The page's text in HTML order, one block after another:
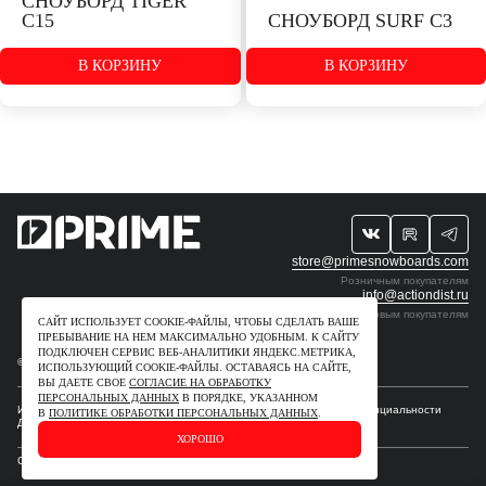
C15
В КОРЗИНУ
СНОУБОРД SURF С3
В КОРЗИНУ
САЙТ ИСПОЛЬЗУЕТ COOKIE-ФАЙЛЫ, ЧТОБЫ СДЕЛАТЬ ВАШЕ
ПРЕБЫВАНИЕ НА НЕМ МАКСИМАЛЬНО УДОБНЫМ. К САЙТУ
ПОДКЛЮЧЕН СЕРВИС ВЕБ-АНАЛИТИКИ ЯНДЕКС.МЕТРИКА,
ИСПОЛЬЗУЮЩИЙ СOOKIE-ФАЙЛЫ. ОСТАВАЯСЬ НА САЙТЕ,
ВЫ ДАЕТЕ СВОЕ СОГЛАСИЕ НА ОБРАБОТКУ
ПЕРСОНАЛЬНЫХ ДАННЫХ В ПОРЯДКЕ, УКАЗАННОМ
В ПОЛИТИКЕ ОБРАБОТКИ ПЕРСОНАЛЬНЫХ ДАННЫХ
ХОРОШО
store@primesnowboards.com
Розничным покупателям
info@actiondist.ru
Оптовым покупателям
© 2009-2026. ИП Рудчик Ю.В. Все права защищены.
Интеллектуальные праваДля правообладателейПолитика конфиденциальности
Договор–оферта
Сделано в